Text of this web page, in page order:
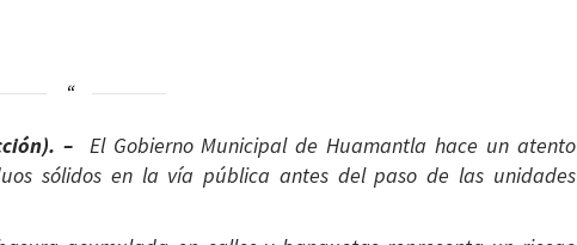
– El Gobierno Municipal de Huamantla hace un atento
sólidos en la vía pública antes del paso de las unidades